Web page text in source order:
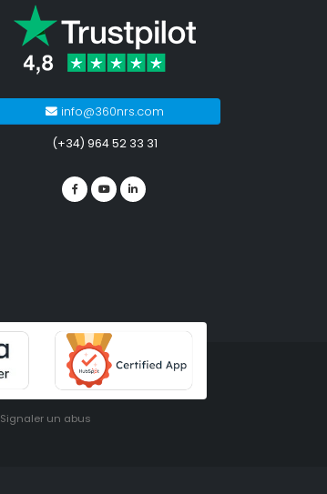
info@360nrs.com
(+34) 964 52 33 31
Signaler un abus